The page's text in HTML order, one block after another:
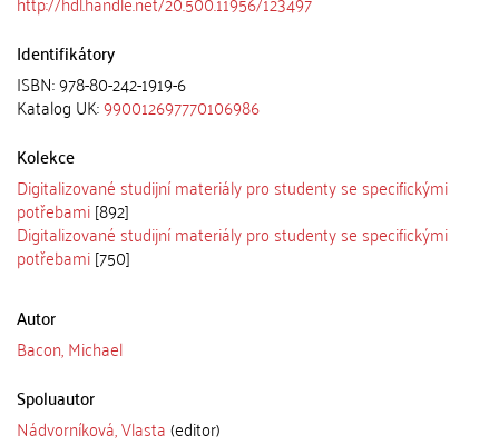
Identifikátory
ISBN: 978-80-242-1919-6
Katalog UK:990012697770106986
Kolekce
Digitalizované studijní materiály pro studenty se specifickými
potřebami[892]
Digitalizované studijní materiály pro studenty se specifickými
potřebami[750]
Autor
Bacon, Michael
Spoluautor
Nádvorníková, Vlasta(editor)